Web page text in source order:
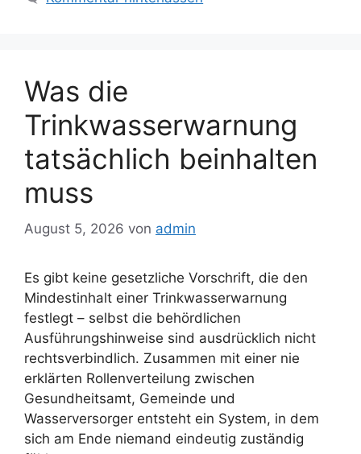
Was die
Trinkwasserwarnung
tatsächlich beinhalten
muss
August 5, 2026 von admin
Es gibt keine gesetzliche Vorschrift, die den
Mindestinhalt einer Trinkwasserwarnung
festlegt – selbst die behördlichen
Ausführungshinweise sind ausdrücklich nicht
rechtsverbindlich. Zusammen mit einer nie
erklärten Rollenverteilung zwischen
Gesundheitsamt, Gemeinde und
Wasserversorger entsteht ein System, in dem
sich am Ende niemand eindeutig zuständig